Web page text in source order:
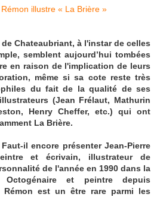
Chateaubriant, à l'instar de celles
semblent aujourd’hui tombées
en raison de l'implication de leurs
même si sa cote reste très
du fait de la qualité de ses
(Jean Frélaut, Mathurin
Henry Cheffer, etc.) qui ont
La Brière.
Faut-il encore présenter Jean-Pierre
et écrivain, illustrateur de
de l'année en 1990 dans la
Octogénaire et peintre depuis
Rémon est un être rare parmi les